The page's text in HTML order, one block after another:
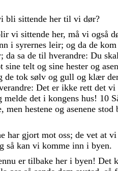
bli sittende her til vi dør?
vi sittende her, må vi også
i syrernes leir; og da de kom
; da sa de til hverandre: Du skal
sine telt og sine hester og
de tok sølv og gull og klær
: Det er ikke rett det vi
melde det i kongens hus! 10
, men hestene og asenene stod
har gjort mot oss; de vet at vi
så kan vi komme inn i byen.
er tilbake her i byen! Det